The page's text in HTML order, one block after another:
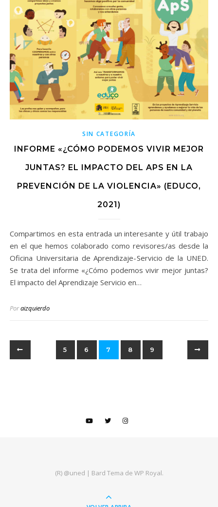
SIN CATEGORÍA
INFORME «¿CÓMO PODEMOS VIVIR MEJOR
JUNTAS? EL IMPACTO DEL APS EN LA
PREVENCIÓN DE LA VIOLENCIA» (EDUCO,
2021)
Compartimos en esta entrada un interesante y útil trabajo
en el que hemos colaborado como revisores/as desde la
Oficina Universitaria de Aprendizaje-Servicio de la UNED.
Se trata del informe «¿Cómo podemos vivir mejor juntas?
El impacto del Aprendizaje Servicio en…
Poraizquierdo
5 6 7 8 9
(R) @uned | Bard Tema de WP Royal.